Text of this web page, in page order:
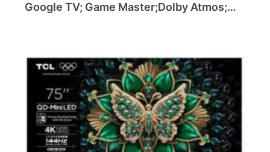
Google TV; Game Master;Dolby Atmos;